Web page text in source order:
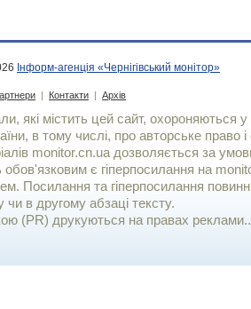
Інформ-агенція «Чернігівський монітор»
| Контакти | Архів
які містить цей сайт, охороняються у
в тому числі, про авторське право і
monitor.cn.ua дозволяється за
є гiперпосилання на
Посилання та гіперпосилання
в другому абзаці тексту.
(PR) друкуються на правах реклами..